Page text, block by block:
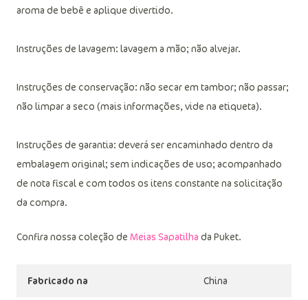
aroma de bebê e aplique divertido.
Instruções de lavagem: lavagem a mão; não alvejar.
Instruções de conservação: não secar em tambor; não passar;
não limpar a seco (mais informações, vide na etiqueta).
Instruções de garantia: deverá ser encaminhado dentro da
embalagem original; sem indicações de uso; acompanhado
de nota fiscal e com todos os itens constante na solicitação
da compra.
Confira nossa coleção de Meias Sapatilha da Puket.
Fabricado na China